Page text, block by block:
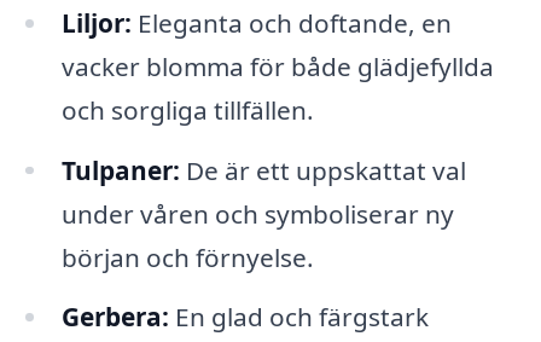
Liljor: Eleganta och doftande, en
vacker blomma för både glädjefyllda
och sorgliga tillfällen.
Tulpaner: De är ett uppskattat val
under våren och symboliserar ny
början och förnyelse.
Gerbera: En glad och färgstark